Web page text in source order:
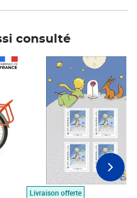
consulté
Livraison offerte
Prix 7,50€